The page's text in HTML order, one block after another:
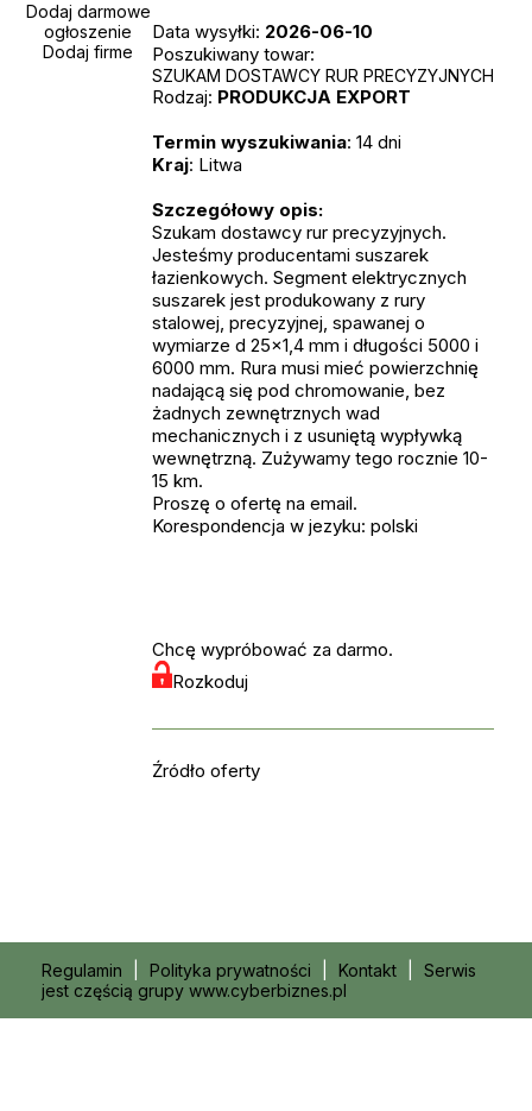
Dodaj darmowe
ogłoszenie
Dodaj firme
Data wysyłki: 2026-06-10
Poszukiwany towar:
SZUKAM DOSTAWCY RUR PRECYZYJNYCH
Rodzaj: PRODUKCJA EXPORT
Termin wyszukiwania: 14 dni
Kraj: Litwa
Szczegółowy opis:
Szukam dostawcy rur precyzyjnych.
Jesteśmy producentami suszarek
łazienkowych. Segment elektrycznych
suszarek jest produkowany z rury
stalowej, precyzyjnej, spawanej o
wymiarze d 25x1,4 mm i długości 5000 i
6000 mm. Rura musi mieć powierzchnię
nadającą się pod chromowanie, bez
żadnych zewnętrznych wad
mechanicznych i z usuniętą wypływką
wewnętrzną. Zużywamy tego rocznie 10-
15 km.
Proszę o ofertę na email.
Korespondencja w jezyku: polski
Chcę wypróbować za darmo.
Rozkoduj
Źródło oferty
Regulamin Polityka prywatności Kontakt
Serwis
jest częścią grupy www.cyberbiznes.pl